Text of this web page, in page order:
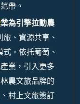
帶。
業為引擎拉動農
、資源共享、
，依托葡萄、
業，引入更多
農文旅品牌的
村上文旅簽訂